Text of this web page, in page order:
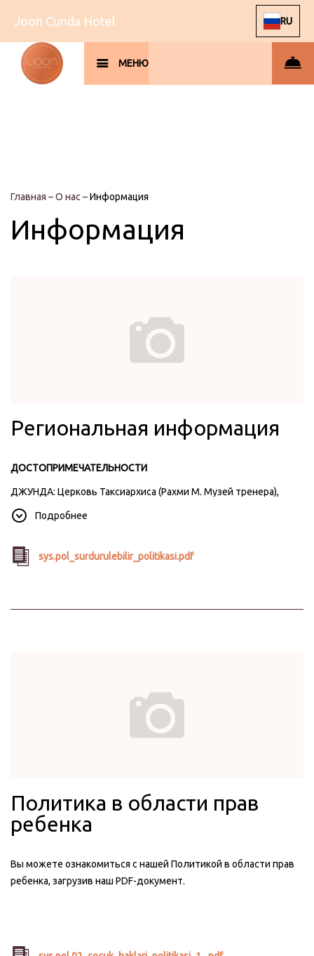
Joon Cunda Hotel RU
МЕНЮ
Главная –О нас –Информация
Информация
Региональная информация
ДОСТОПРИМЕЧАТЕЛЬНОСТИ
ДЖУНДА: Церковь Таксиархиса (Рахми М. Музей тренера),
церковь Агиос Яннис (Городская библиотека Недждет и
Севим, Каменный кофе, Монастырь Лунного света, Патриция и
АЙВАЛЫК: Церковь Айя-Янни (Саатли-мечеть), церковь Айя-
парк Гусиные горы (ИДА), Ешилюрт, Адатепе
Подробнее
sys.pol_surdurulebilir_politikasi.pdf
Политика в области прав
ребенка
Вы можете ознакомиться с нашей Политикой в области прав
ребенка, загрузив наш PDF-документ.